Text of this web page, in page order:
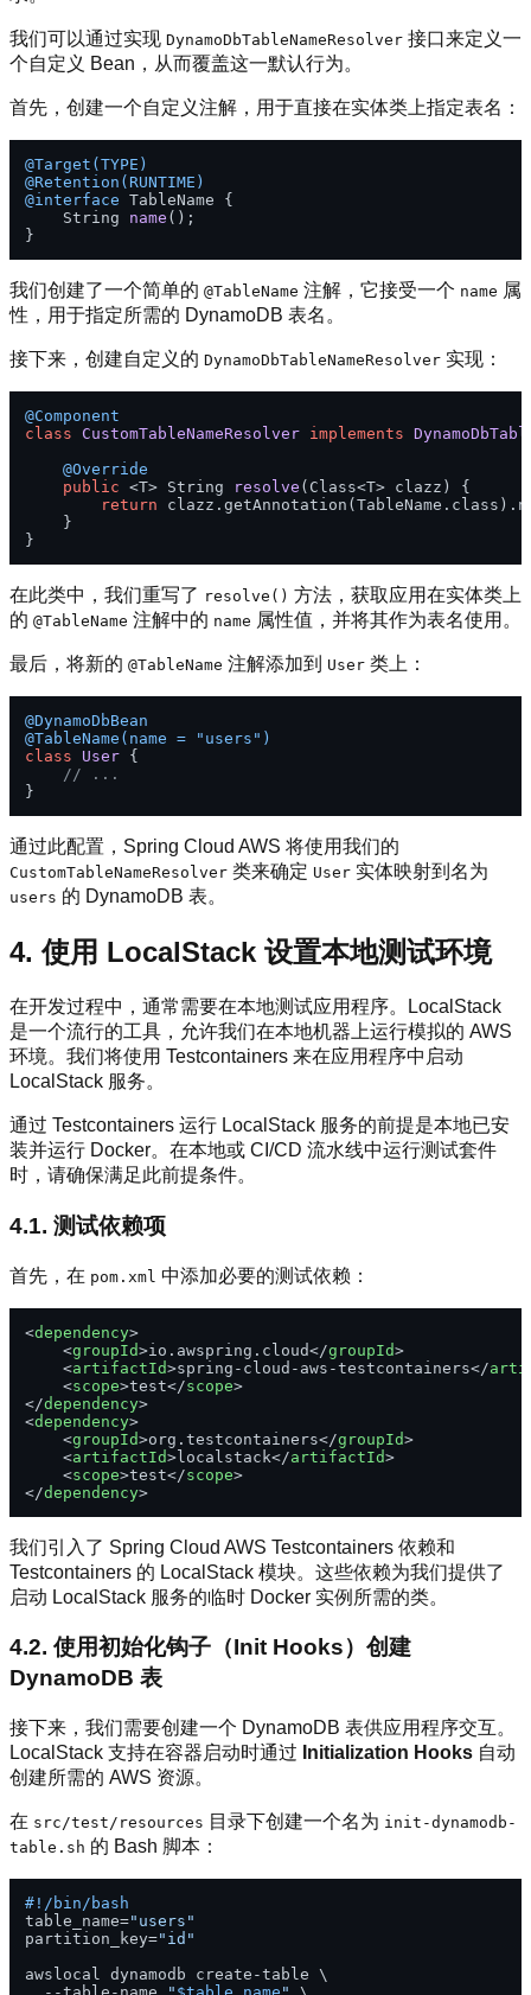
我们可以通过实现 DynamoDbTableNameResolver 接口来定义一
个自定义 Bean，从而覆盖这一默认行为。
首先，创建一个自定义注解，用于直接在实体类上指定表名：
@Target(TYPE)
@Retention(RUNTIME)
@interface TableName {
    String
name () ;
我们创建了一个简单的 @TableName 注解，它接受一个 name 属
性，用于指定所需的 DynamoDB 表名。
接下来，创建自定义的 DynamoDbTableNameResolver 实现：
@Component
class
CustomTableNameResolver implements
@Override
public <T> String resolve (Class<T> clazz)
{
return
    }
在此类中，我们重写了 resolve() 方法，获取应用在实体类上
的 @TableName 注解中的 name 属性值，并将其作为表名使用。
最后，将新的 @TableName 注解添加到 User 类上：
@DynamoDbBean
@TableName(name = "users")
class
User {
// ...
通过此配置，Spring Cloud AWS 将使用我们的
CustomTableNameResolver 类来确定 User 实体映射到名为
users 的 DynamoDB 表。
4. 使用 LocalStack 设置本地测试环境
在开发过程中，通常需要在本地测试应用程序。LocalStack
是一个流行的工具，允许我们在本地机器上运行模拟的 AWS
环境。我们将使用 Testcontainers 来在应用程序中启动
LocalStack 服务。
通过 Testcontainers 运行 LocalStack 服务的前提是本地已安
装并运行 Docker。在本地或 CI/CD 流水线中运行测试套件
时，请确保满足此前提条件。
4.1. 测试依赖项
首先，在 pom.xml 中添加必要的测试依赖：
<dependency>
<groupId>io.awspring.cloud</groupId>
<artifactId>spring-cloud-aws-testcontainers</
<scope>test</scope>
</dependency>
<dependency>
<groupId>org.testcontainers</groupId>
<artifactId>localstack</artifactId>
<scope>test</scope>
</dependency>
我们引入了 Spring Cloud AWS Testcontainers 依赖和
Testcontainers 的 LocalStack 模块。这些依赖为我们提供了
启动 LocalStack 服务的临时 Docker 实例所需的类。
4.2. 使用初始化钩子（Init Hooks）创建
DynamoDB 表
接下来，我们需要创建一个 DynamoDB 表供应用程序交互。
LocalStack 支持在容器启动时通过 Initialization Hooks 自动
创建所需的 AWS 资源。
在 src/test/resources 目录下创建一个名为 init-dynamodb-
table.sh 的 Bash 脚本：
#!/bin/bash
table_name="users"
partition_key="id"
awslocal dynamodb create-table \